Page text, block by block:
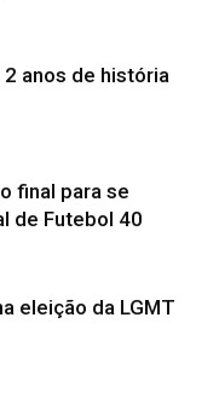
anos de história
final para se
de Futebol 40
eleição da LGMT